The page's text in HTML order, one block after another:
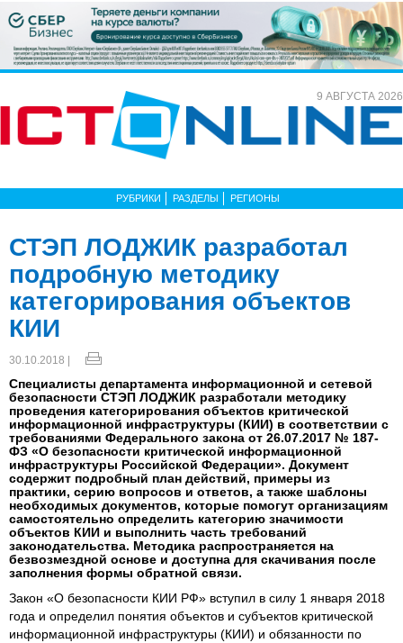
9 АВГУСТА 2026
РУБРИКИ РАЗДЕЛЫ РЕГИОНЫ
СТЭП ЛОДЖИК разработал
подробную методику
категорирования объектов
КИИ
30.10.2018 |
Специалисты департамента информационной и сетевой
безопасности СТЭП ЛОДЖИК разработали методику
проведения категорирования объектов критической
информационной инфраструктуры (КИИ) в соответствии с
требованиями Федерального закона от 26.07.2017 № 187-
ФЗ «О безопасности критической информационной
инфраструктуры Российской Федерации». Документ
содержит подробный план действий, примеры из
практики, серию вопросов и ответов, а также шаблоны
необходимых документов, которые помогут организациям
самостоятельно определить категорию значимости
объектов КИИ и выполнить часть требований
законодательства. Методика распространяется на
безвозмездной основе и доступна для скачивания после
заполнения формы обратной связи.
Закон «О безопасности КИИ РФ» вступил в силу 1 января 2018
года и определил понятия объектов и субъектов критической
информационной инфраструктуры (КИИ) и обязанности по